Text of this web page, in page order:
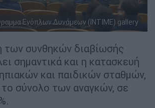
Ενόπλων Δυνάμεων (INTIME) gallery
των συνθηκών διαβίωσής
σημαντικά και η κατασκευή
και παιδικών σταθμών,
σύνολο των αναγκών, σε